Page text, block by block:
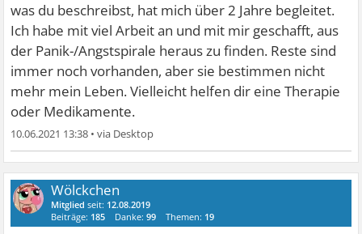
was du beschreibst, hat mich über 2 Jahre begleitet.
Ich habe mit viel Arbeit an und mit mir geschafft, aus
der Panik-/Angstspirale heraus zu finden. Reste sind
immer noch vorhanden, aber sie bestimmen nicht
mehr mein Leben. Vielleicht helfen dir eine Therapie
oder Medikamente.
10.06.2021 13:38 •
Wölckchen
Mitglied seit: 12.08.2019
Beiträge: 185 Danke:99 Themen: 19